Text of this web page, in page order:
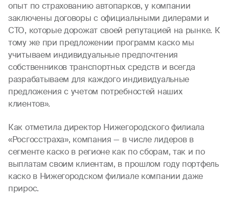
опыт по страхованию автопарков, у компании
заключены договоры с официальными дилерами и
СТО, которые дорожат своей репутацией на рынке. К
тому же при предложении программ каско мы
учитываем индивидуальные предпочтения
собственников транспортных средств и всегда
разрабатываем для каждого индивидуальные
предложения с учетом потребностей наших
клиентов».
Как отметила директор Нижегородского филиала
«Росгосстраха», компания — в числе лидеров в
сегменте каско в регионе как по сборам, так и по
выплатам своим клиентам, в прошлом году портфель
каско в Нижегородском филиале компании даже
прирос.